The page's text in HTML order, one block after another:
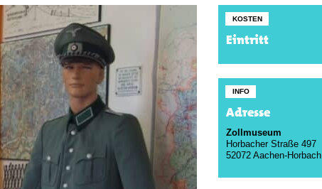
KOSTEN
Eintritt
INFO
Adresse
Zollmuseum
Horbacher Straße 497
52072 Aachen-Horbach